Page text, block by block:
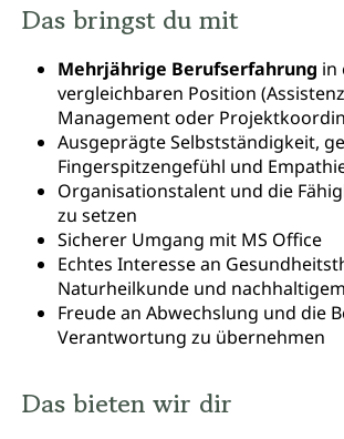
Das bringst du mit
Mehrjährige Berufserfahrung in
vergleichbaren Position
Management oder
Ausgeprägte Selbstständigkeit,
Fingerspitzengefühl und
Organisationstalent und die
zu setzen
Sicherer Umgang mit MS Office
Echtes Interesse an
Naturheilkunde und
Freude an Abwechslung und die
Verantwortung zu übernehmen
Das bieten wir dir